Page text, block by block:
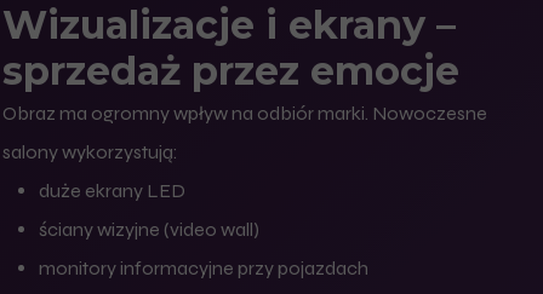
Wizualizacje i ekrany –
sprzedaż przez emocje
Obraz ma ogromny wpływ na odbiór marki. Nowoczesne
salony wykorzystują:
duże ekrany LED
ściany wizyjne (video wall)
monitory informacyjne przy pojazdach